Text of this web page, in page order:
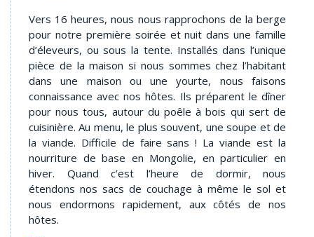
Vers 16 heures, nous nous rapprochons de la berge
pour notre première soirée et nuit dans une famille
d’éleveurs, ou sous la tente. Installés dans l’unique
pièce de la maison si nous sommes chez l’habitant
dans une maison ou une yourte, nous faisons
connaissance avec nos hôtes. Ils préparent le dîner
pour nous tous, autour du poêle à bois qui sert de
cuisinière. Au menu, le plus souvent, une soupe et de
la viande. Difficile de faire sans ! La viande est la
nourriture de base en Mongolie, en particulier en
hiver. Quand c’est l’heure de dormir, nous
étendons nos sacs de couchage à même le sol et
nous endormons rapidement, aux côtés de nos
hôtes.